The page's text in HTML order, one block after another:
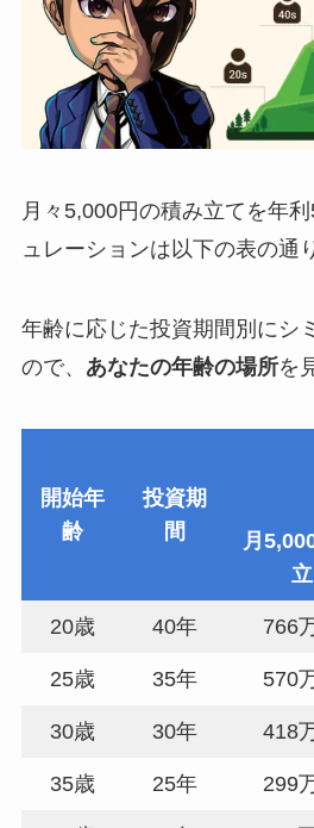
月々5,000円の積み立てを年
ュレーションは以下の表の通
年齢に応じた投資期間別にシ
ので、 あなたの年齢の場所を
開始年
齢
投資期
間
月
立
20歳 40年 766
25歳 35年 570
30歳 30年 418
35歳 25年 299